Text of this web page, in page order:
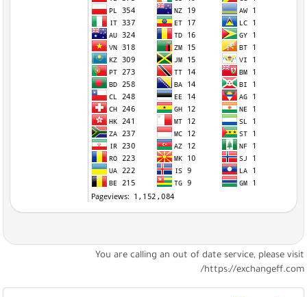
You are calling an out of date service, please visit
https://exchangeff.com/